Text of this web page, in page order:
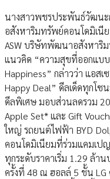
นางสาวพชรประพันธ์วัฒนะ
อสังหาริมทรัพย์คอนโดมิเนี
ASW บริษัทพัฒนาอสังหาริ
แนวคิด “ความสุขที่ออกแบ
Happiness” กล่าวว่า แอส
Happy Deal” ดีลเด็ดทุกโ
ดีลพิเศษ มอบส่วนลดรวม
Apple Set* และ Gift
ใหญ่ รถยนต์ไฟฟ้า BYD
คอนโดมิเนียมที่ร่วมแคมเป
ทุกระดับราคาเริ่ม 1.29 ล้า
ครั้งที่ 48 ณ ฮอลล์ 5 ชั้น